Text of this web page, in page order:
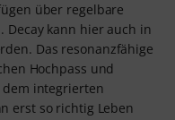
über regelbare
Decay kann hier auch in
Das resonanzfähige
Hochpass und
integrierten
erst so richtig Leben